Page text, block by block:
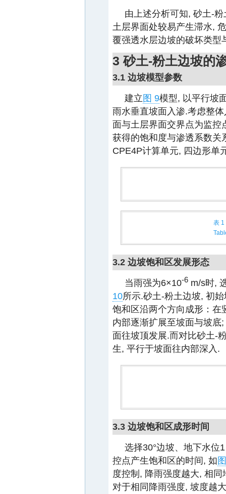
由上述分析可知, 砂土-
土层界面处较易产生滞水,
覆强透水层边坡的破坏类型
3 砂土-粉土边坡的
3.1 边坡模型参数
建立 图 9模型, 以平行坡
雨水垂直坡面入渗.考虑整
面与土层界面交界点为监控
获得的饱和度与渗透系数关
CPE4P计算单元, 四边形单
表 1
3.2 边坡饱和区发展形态
当雨强为6×10-6 m/s时,
10所示.砂土-粉土边坡, 初
饱和区沿两个方向成形：在
内部逐渐扩展至坡面与坡
面往坡顶发展.而对比砂土-
生, 平行于坡面往内部深入.
3.3 边坡饱和区成形时间
选择30°边坡、地下水位
控点产生饱和区的时间, 如
度控制, 降雨强度越大, 相
对于相同降雨强度, 坡度越